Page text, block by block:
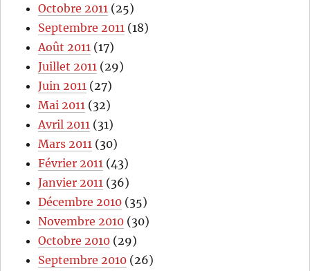
Octobre 2011 (25)
Septembre 2011 (18)
Août 2011 (17)
Juillet 2011 (29)
Juin 2011 (27)
Mai 2011 (32)
Avril 2011 (31)
Mars 2011 (30)
Février 2011 (43)
Janvier 2011 (36)
Décembre 2010 (35)
Novembre 2010 (30)
Octobre 2010 (29)
Septembre 2010 (26)